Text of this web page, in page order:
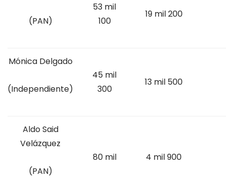
(PAN)
53 mil
100
19 mil 200
Mónica Delgado
(Independiente)
45 mil
300
13 mil 500
Aldo Said
Velázquez
(PAN)
80 mil 4 mil 900